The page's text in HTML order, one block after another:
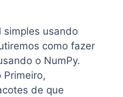
simples usando
como fazer
o NumPy.
de que